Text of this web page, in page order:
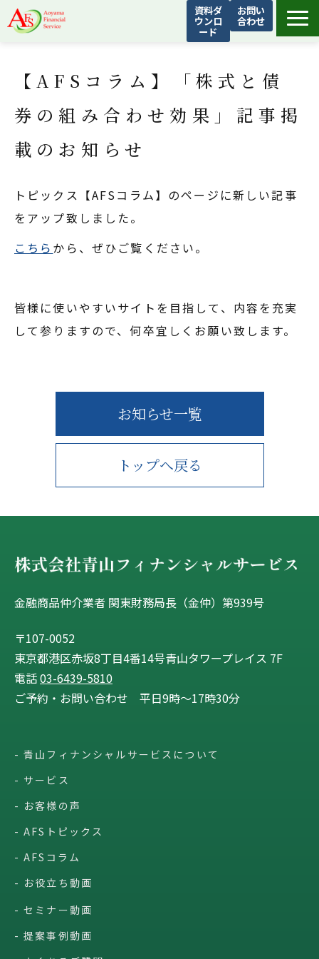
資料ダ
ウンロ
ード
お問い
合わせ
サービス
お客様の声
よくあるご質問
【AFSコラム】「株式と債
券の組み合わせ効果」記事掲
載のお知らせ
トピックス【AFSコラム】のページに新しい記事
をアップ致しました。
こちら から、ぜひご覧ください。
皆様に使いやすいサイトを目指して、内容を充実
して参りますので、何卒宜しくお願い致します。
お知らせ一覧
トップへ戻る
金融商品仲介業者 関東財務局長（金仲）第939号
〒107-0052
東京都港区赤坂8丁目4番14号青山タワープレイス 7F
電話03-6439-5810
ご予約・お問い合わせ 平日9時〜17時30分
青山フィナンシャルサービスについて
サービス
お客様の声
AFSトピックス
AFSコラム
お役立ち動画
セミナー動画
提案事例動画